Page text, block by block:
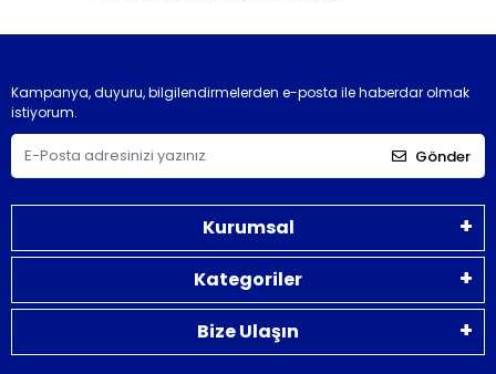
Kampanya, duyuru, bilgilendirmelerden e-posta ile haberdar olmak
istiyorum.
Gönder
Kurumsal
Kategoriler
Bize Ulaşın